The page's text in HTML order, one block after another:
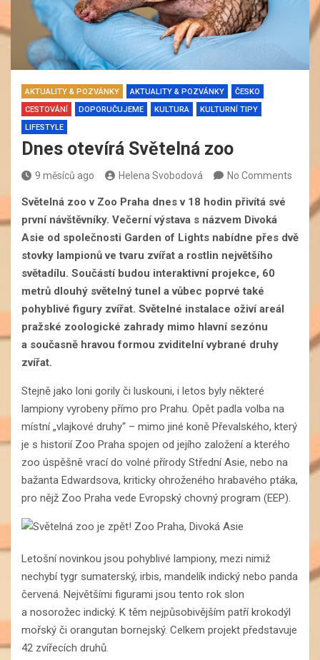
AKTUALITY & POZVÁNKY AKTUALITY & POZVÁNKY
ČESKO
CESTOVÁNÍ
DOPORUČUJEME KULTURA
KULTURNÍ TIPY
LIFESTYLE
Dnes otevírá Světelná zoo
9 měsíců ago Helena Svobodová No Comments
Světelná zoo v Zoo Praha dnes v 18 hodin přivítá své
první návštěvníky. Večerní výstava s názvem Divoká
Asie od společnosti Garden of Lights nabídne přes dvě
stovky lampionů ve tvaru zvířat a rostlin největšího
světadílu. Součástí budou interaktivní projekce, 60
metrů dlouhý světelný tunel a vůbec poprvé také
pohyblivé figury zvířat. Světelné instalace oživí areál
pražské zoologické zahrady mimo hlavní sezónu
a současně hravou formou zviditelní vybrané druhy
zvířat.
Stejně jako loni gorily či luskouni, i letos byly některé
lampiony vyrobeny přímo pro Prahu. Opět padla volba na
místní „vlajkové druhy“ – mimo jiné koně Převalského, který
je s historií Zoo Praha spojen od jejího založení a kterého
zoo úspěšně vrací do volné přírody Střední Asie, nebo na
bažanta Edwardsova, kriticky ohroženého hrabavého ptáka,
pro nějž Zoo Praha vede Evropský chovný program (EEP).
Letošní novinkou jsou pohyblivé lampiony, mezi nimiž
nechybí tygr sumaterský, irbis, mandelík indický nebo panda
červená. Největšími figurami jsou tento rok slon
a nosorožec indický. K těm nejpůsobivějším patří krokodýl
mořský či orangutan bornejský. Celkem projekt představuje
42 zvířecích druhů.